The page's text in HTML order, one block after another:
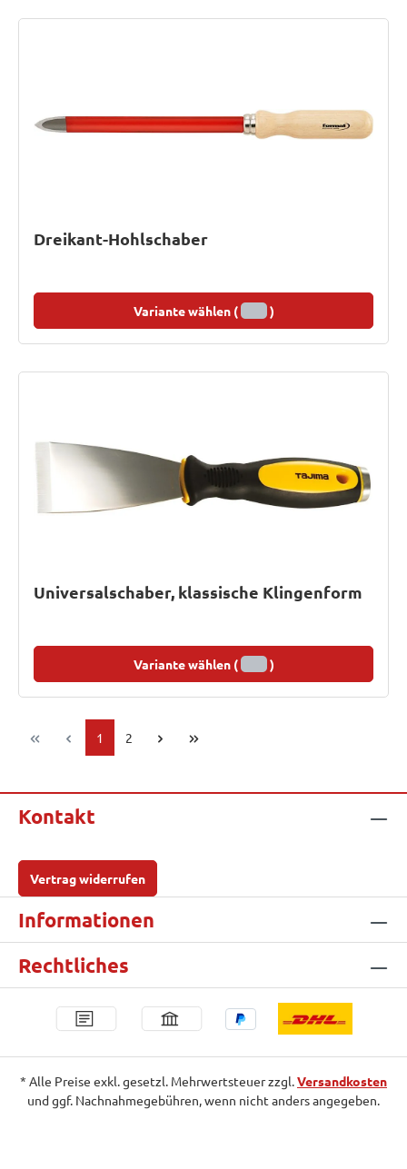
Dreikant-Hohlschaber
Variante wählen ( )
Universalschaber, klassische Klingenform
Variante wählen ( )
Seite
1 Seite
2
Kontakt
Vertrag widerrufen
Informationen
Rechtliches
* Alle Preise exkl. gesetzl. Mehrwertsteuer zzgl.Versandkosten
und ggf. Nachnahmegebühren, wenn nicht anders angegeben.